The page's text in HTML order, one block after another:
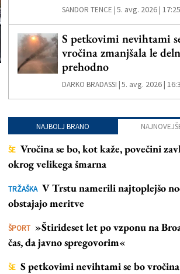
SANDOR TENCE |5. avg. 2026 | 17:25
S petkovimi nevihtami
vročina zmanjšala le
prehodno
DARKO BRADASSI |5. avg. 2026 |
NAJBOLJ BRANO
ŠE Vročina se bo, kot kaže, povečini
okrog velikega šmarna
TRŽAŠKA V Trstu namerili najtoplejšo
obstajajo meritve
ŠPORT »Štirideset let po vzponu na
čas, da javno spregovorim«
ŠE S petkovimi nevihtami se bo